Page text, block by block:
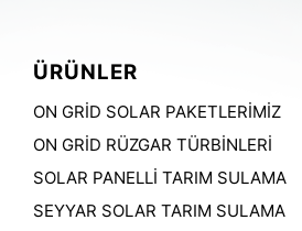
ÜRÜNLER
ON GRİD SOLAR PAKETLERİMİZ
ON GRİD RÜZGAR TÜRBİNLERİ
SOLAR PANELLİ TARIM SULAMA
SEYYAR SOLAR TARIM SULAMA